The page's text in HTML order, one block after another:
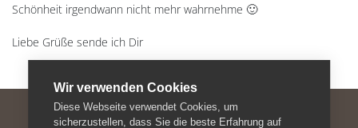
Schönheit irgendwann nicht mehr wahrnehme 🙂
Liebe Grüße sende ich Dir
Wir verwenden Cookies
Diese Webseite verwendet Cookies, um
sicherzustellen, dass Sie die beste Erfahrung auf